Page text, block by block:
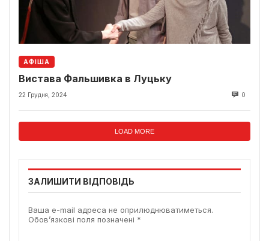
АФІША
Вистава Фальшивка в Луцьку
22 Грудня, 2024 0
LOAD MORE
ЗАЛИШИТИ ВІДПОВІДЬ
Ваша e-mail адреса не оприлюднюватиметься.
Обов’язкові поля позначені *